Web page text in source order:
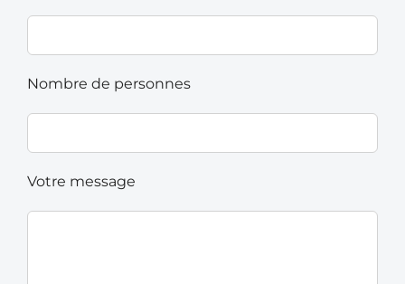
Nombre de personnes
Votre message